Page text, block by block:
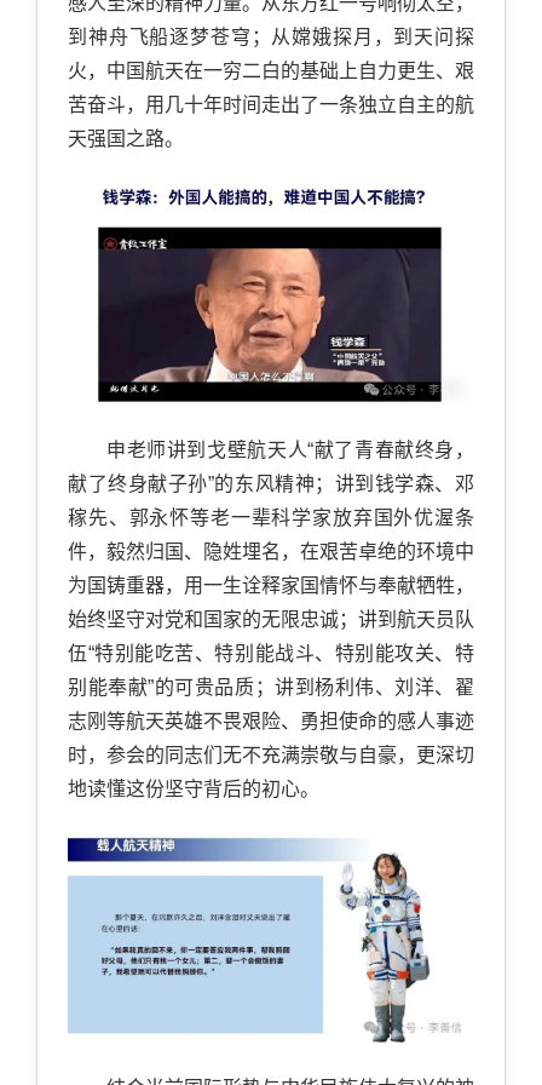
到神舟飞船逐梦苍穹；从嫦娥探月，到天问探
火，中国航天在一穷二白的基础上自力更生、艰
苦奋斗，用几十年时间走出了一条独立自主的航
天强国之路。
申老师讲到戈壁航天人“献了青春献终身，
献了终身献子孙”的东风精神；讲到钱学森、邓
稼先、郭永怀等老一辈科学家放弃国外优渥条
件，毅然归国、隐姓埋名，在艰苦卓绝的环境中
为国铸重器，用一生诠释家国情怀与奉献牺牲，
始终坚守对党和国家的无限忠诚；讲到航天员队
伍“特别能吃苦、特别能战斗、特别能攻关、特
别能奉献”的可贵品质；讲到杨利伟、刘洋、翟
志刚等航天英雄不畏艰险、勇担使命的感人事迹
时，参会的同志们无不充满崇敬与自豪，更深切
地读懂这份坚守背后的初心。